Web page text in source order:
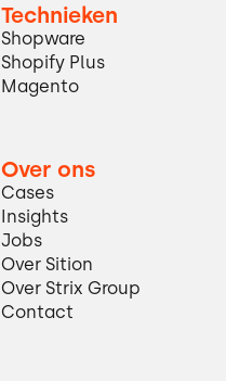
Technieken
Shopware
Shopify Plus
Magento
Over ons
Cases
Insights
Jobs
Over Sition
Over Strix Group
Contact